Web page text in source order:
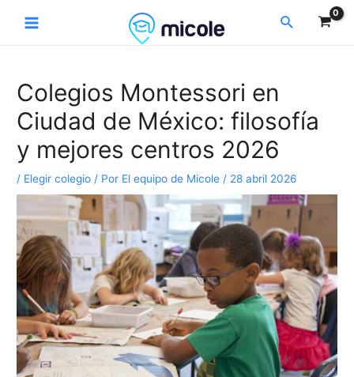
Main
Buscar
Colegios Montessori en
Ciudad de México: filosofía
y mejores centros 2026
/ Elegir colegio / Por El equipo de Micole / 28 abril 2026